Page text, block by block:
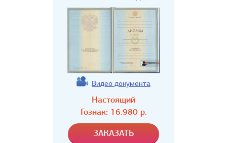
Видео документа
Настоящий
Гознак: 16.980р.